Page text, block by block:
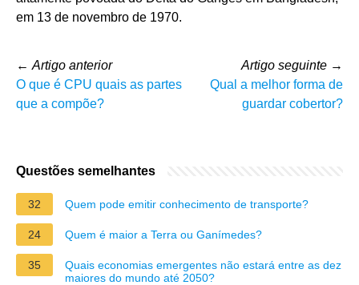
em 13 de novembro de 1970.
← Artigo anterior
O que é CPU quais as partes
que a compõe?
Artigo seguinte →
Qual a melhor forma de
guardar cobertor?
Questões semelhantes
32 Quem pode emitir conhecimento de transporte?
24 Quem é maior a Terra ou Ganímedes?
35
Quais economias emergentes não estará entre as dez
maiores do mundo até 2050?